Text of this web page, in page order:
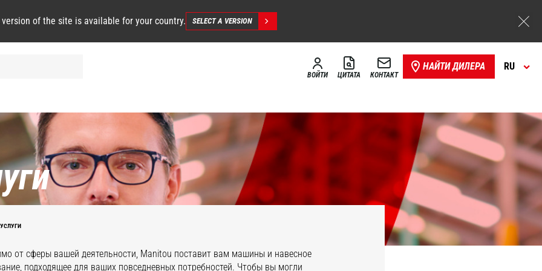
version of the site is available for your country. SELECT A VERSION
ВОЙТИ ЦИТАТА КОНТАКТ
НАЙТИ ДИЛЕРА RU
УСЛУГИ
от сферы вашей деятельности, Manitou поставит вам машины и навесное
подходящее для ваших повседневных потребностей. Чтобы вы могли